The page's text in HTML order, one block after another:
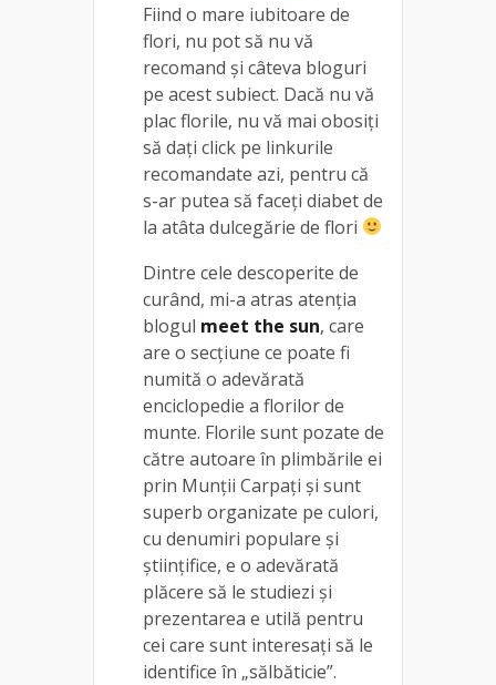
Fiind o mare iubitoare de
flori, nu pot să nu vă
recomand și câteva bloguri
pe acest subiect. Dacă nu vă
plac florile, nu vă mai obosiți
să dați click pe linkurile
recomandate azi, pentru că
s-ar putea să faceți diabet de
la atâta dulcegărie de flori
Dintre cele descoperite de
curând, mi-a atras atenția
blogul meet the sun, care
are o secțiune ce poate fi
numită o adevărată
enciclopedie a florilor de
munte. Florile sunt pozate de
către autoare în plimbările ei
prin Munții Carpați și sunt
superb organizate pe culori,
cu denumiri populare și
științifice, e o adevărată
plăcere să le studiezi și
prezentarea e utilă pentru
cei care sunt interesați să le
identifice în „sălbăticie”.